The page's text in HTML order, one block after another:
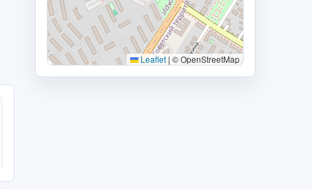
Leaflet | © OpenStreetMap